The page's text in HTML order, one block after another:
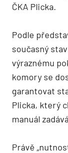
ČKA Plicka.
Podle
současný
výraznému
komory se
garantovat
Plicka, který
manuál
Právě